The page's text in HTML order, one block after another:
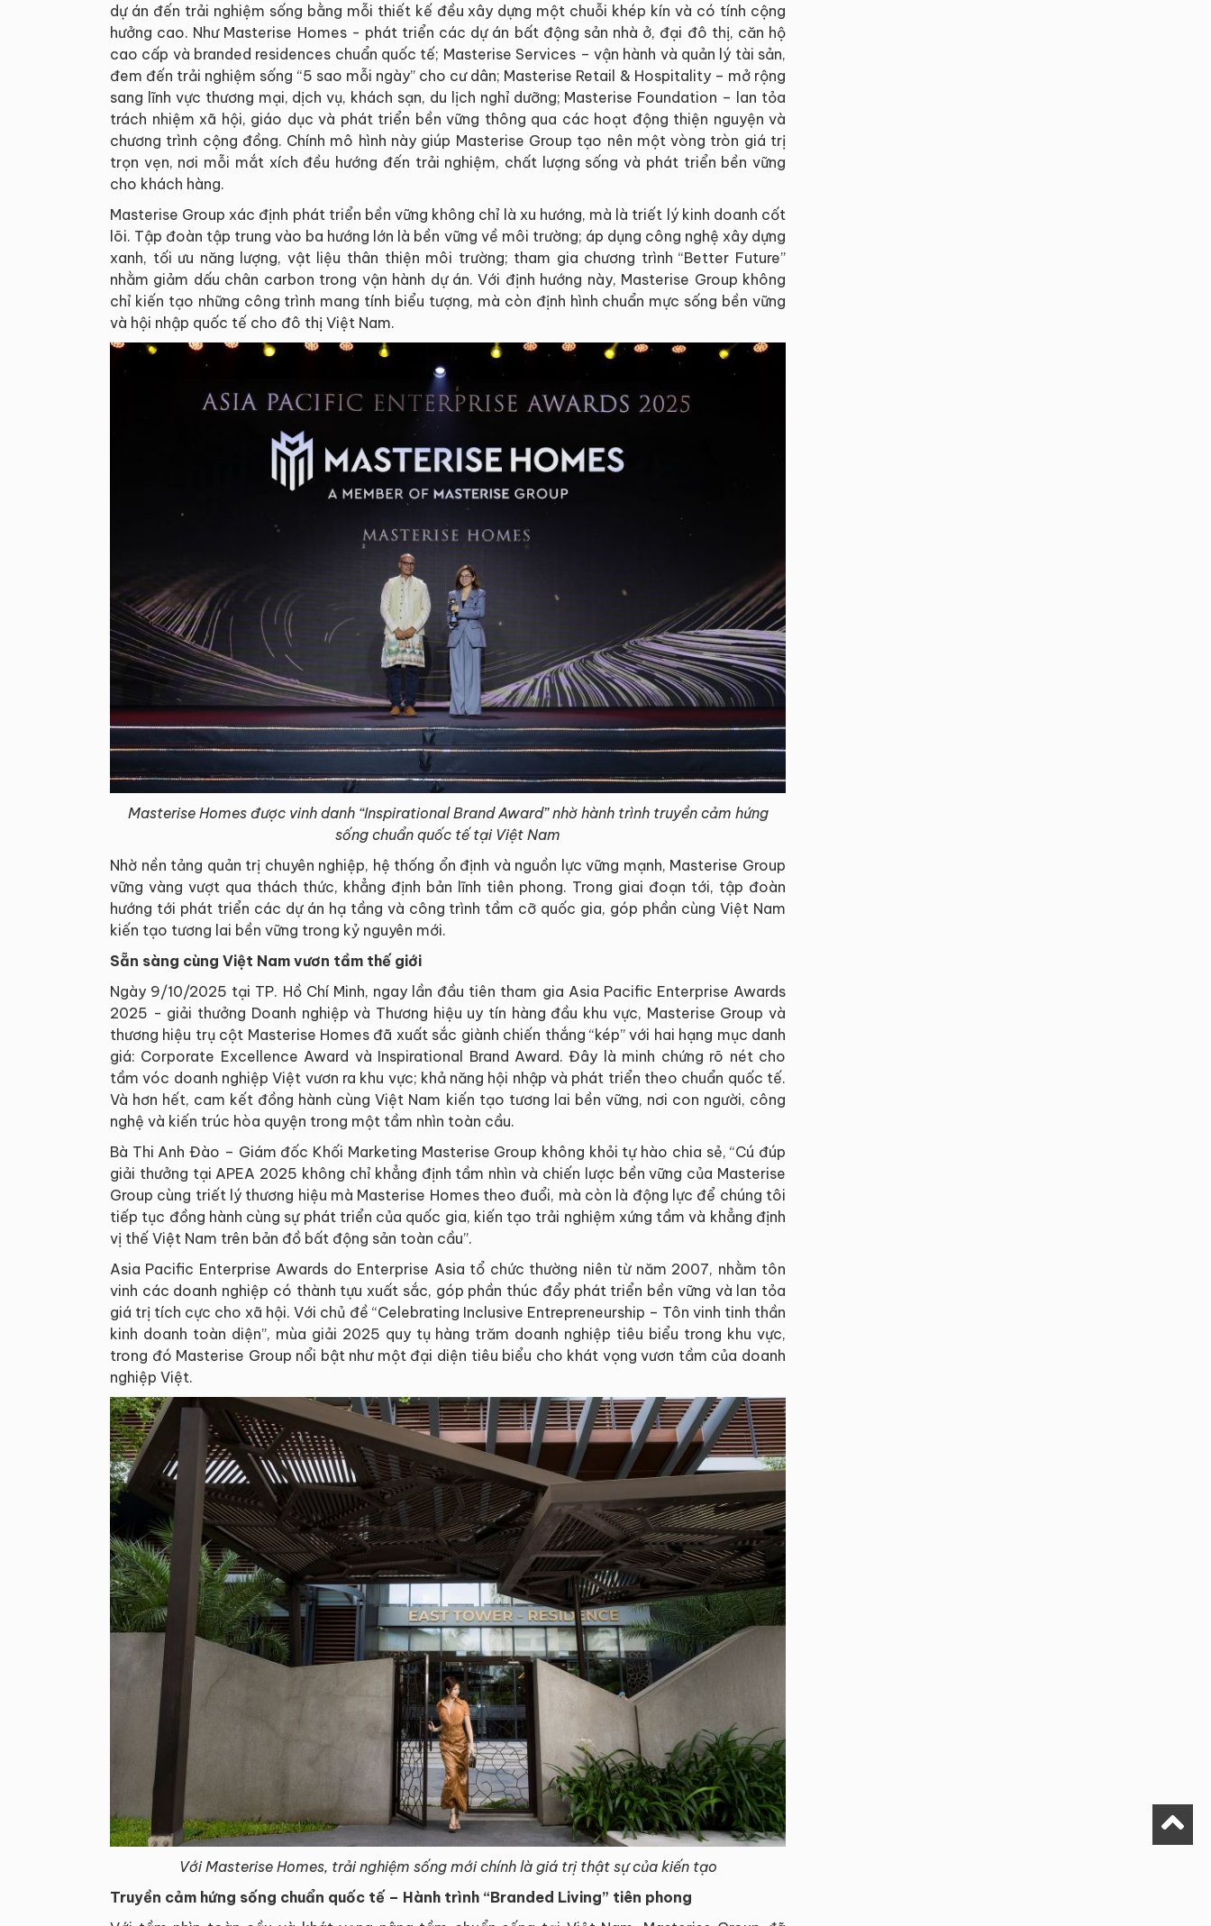
dự án đến trải nghiệm sống bằng mỗi thiết kế đều xây dựng một chuỗi khép kín và có tính cộng
hưởng cao. Như Masterise Homes - phát triển các dự án bất động sản nhà ở, đại đô thị, căn hộ
cao cấp và branded residences chuẩn quốc tế; Masterise Services – vận hành và quản lý tài sản,
đem đến trải nghiệm sống “5 sao mỗi ngày” cho cư dân; Masterise Retail & Hospitality – mở rộng
sang lĩnh vực thương mại, dịch vụ, khách sạn, du lịch nghỉ dưỡng; Masterise Foundation – lan tỏa
trách nhiệm xã hội, giáo dục và phát triển bền vững thông qua các hoạt động thiện nguyện và
chương trình cộng đồng. Chính mô hình này giúp Masterise Group tạo nên một vòng tròn giá trị
trọn vẹn, nơi mỗi mắt xích đều hướng đến trải nghiệm, chất lượng sống và phát triển bền vững
cho khách hàng.
Masterise Group xác định phát triển bền vững không chỉ là xu hướng, mà là triết lý kinh doanh cốt
lõi. Tập đoàn tập trung vào ba hướng lớn là bền vững về môi trường; áp dụng công nghệ xây dựng
xanh, tối ưu năng lượng, vật liệu thân thiện môi trường; tham gia chương trình “Better Future”
nhằm giảm dấu chân carbon trong vận hành dự án. Với định hướng này, Masterise Group không
chỉ kiến tạo những công trình mang tính biểu tượng, mà còn định hình chuẩn mực sống bền vững
và hội nhập quốc tế cho đô thị Việt Nam.
Masterise Homes được vinh danh “Inspirational Brand Award” nhờ hành trình truyền cảm hứng
sống chuẩn quốc tế tại Việt Nam
Nhờ nền tảng quản trị chuyên nghiệp, hệ thống ổn định và nguồn lực vững mạnh, Masterise Group
vững vàng vượt qua thách thức, khẳng định bản lĩnh tiên phong. Trong giai đoạn tới, tập đoàn
hướng tới phát triển các dự án hạ tầng và công trình tầm cỡ quốc gia, góp phần cùng Việt Nam
kiến tạo tương lai bền vững trong kỷ nguyên mới.
Sẵn sàng cùng Việt Nam vươn tầm thế giới
Ngày 9/10/2025 tại TP. Hồ Chí Minh, ngay lần đầu tiên tham gia Asia Pacific Enterprise Awards
2025 - giải thưởng Doanh nghiệp và Thương hiệu uy tín hàng đầu khu vực, Masterise Group và
thương hiệu trụ cột Masterise Homes đã xuất sắc giành chiến thắng “kép” với hai hạng mục danh
giá: Corporate Excellence Award và Inspirational Brand Award. Đây là minh chứng rõ nét cho
tầm vóc doanh nghiệp Việt vươn ra khu vực; khả năng hội nhập và phát triển theo chuẩn quốc tế.
Và hơn hết, cam kết đồng hành cùng Việt Nam kiến tạo tương lai bền vững, nơi con người, công
nghệ và kiến trúc hòa quyện trong một tầm nhìn toàn cầu.
Bà Thi Anh Đào – Giám đốc Khối Marketing Masterise Group không khỏi tự hào chia sẻ, “Cú đúp
giải thưởng tại APEA 2025 không chỉ khẳng định tầm nhìn và chiến lược bền vững của Masterise
Group cùng triết lý thương hiệu mà Masterise Homes theo đuổi, mà còn là động lực để chúng tôi
tiếp tục đồng hành cùng sự phát triển của quốc gia, kiến tạo trải nghiệm xứng tầm và khẳng định
vị thế Việt Nam trên bản đồ bất động sản toàn cầu”.
Asia Pacific Enterprise Awards do Enterprise Asia tổ chức thường niên từ năm 2007, nhằm tôn
vinh các doanh nghiệp có thành tựu xuất sắc, góp phần thúc đẩy phát triển bền vững và lan tỏa
giá trị tích cực cho xã hội. Với chủ đề “Celebrating Inclusive Entrepreneurship – Tôn vinh tinh thần
kinh doanh toàn diện”, mùa giải 2025 quy tụ hàng trăm doanh nghiệp tiêu biểu trong khu vực,
trong đó Masterise Group nổi bật như một đại diện tiêu biểu cho khát vọng vươn tầm của doanh
nghiệp Việt.
Với Masterise Homes, trải nghiệm sống mới chính là giá trị thật sự của kiến tạo
Truyền cảm hứng sống chuẩn quốc tế – Hành trình “Branded Living” tiên phong